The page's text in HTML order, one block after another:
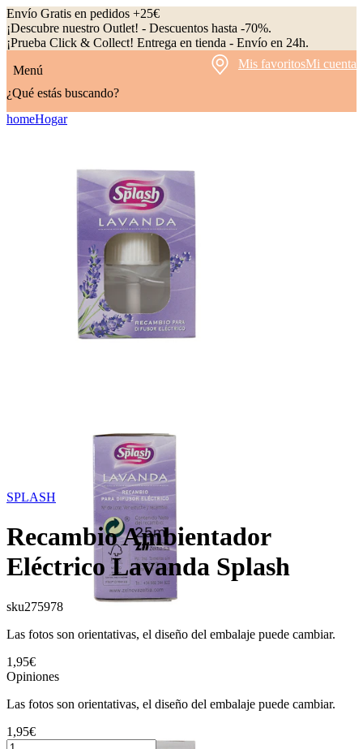
Envío Gratis en pedidos +25€
¡Descubre nuestro Outlet! - Descuentos hasta -70%.
¡Prueba Click & Collect! Entrega en tienda - Envío en 24h.
Menú
Mis favoritosMi cuenta
¿Qué estás buscando?
homeHogar
SPLASH
Recambio Ambientador
Eléctrico Lavanda Splash
sku275978
Las fotos son orientativas, el diseño del embalaje puede cambiar.
1,95€
Opiniones
Las fotos son orientativas, el diseño del embalaje puede cambiar.
1,95€